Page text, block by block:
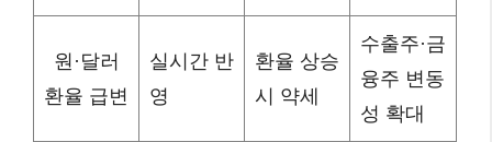
원·달러
환율 급변
실시간 반
영
환율 상승
시 약세
수출주·금
융주 변동
성 확대